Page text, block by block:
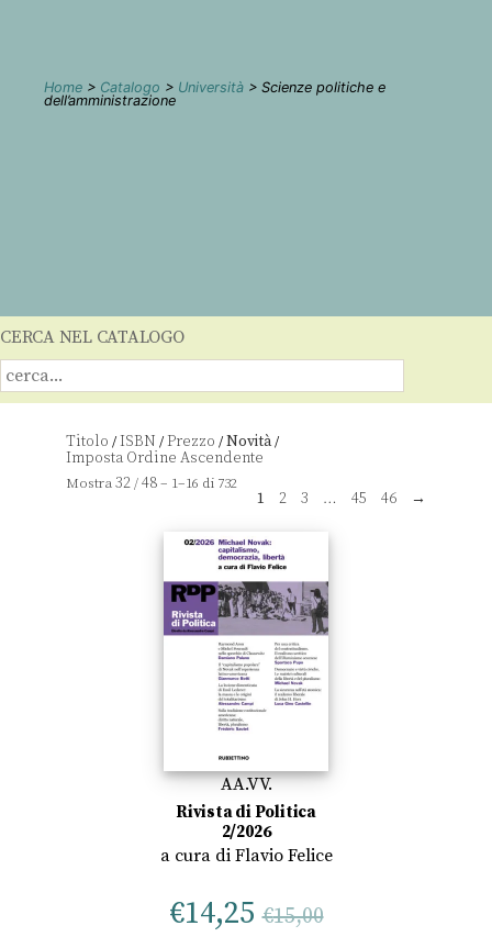
Home > Catalogo > Università > Scienze politiche e
dell’amministrazione
CERCA NEL CATALOGO
Titolo /ISBN /Prezzo /Novità/
Mostra32/48– 1–16 di 732
1 2 3 … 45 46 →
AA.VV.
Rivista di Politica
2/2026
a cura di Flavio Felice
€14,25 €15,00